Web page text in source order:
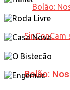
Bolão: